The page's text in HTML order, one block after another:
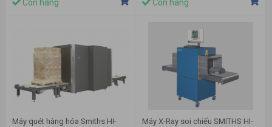
Còn hàng Còn hàng
Máy quét hàng hóa Smiths HI-
Máy X-Ray soi chiếu SMITHS HI-